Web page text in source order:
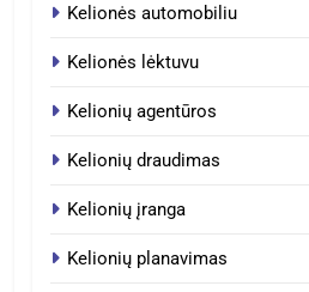
Kelionės automobiliu
Kelionės lėktuvu
Kelionių agentūros
Kelionių draudimas
Kelionių įranga
Kelionių planavimas